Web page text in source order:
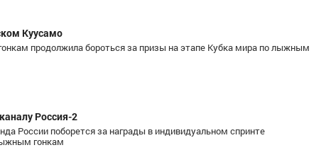
Куусамо
продолжила бороться за призы на этапе Кубка мира по лыжным
Россия-2
России поборется за награды в индивидуальном спринте
гонкам